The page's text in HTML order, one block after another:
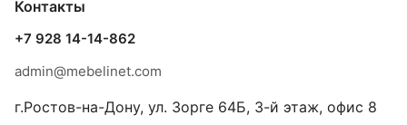
Контакты
+7 928 14-14-862
admin@mebelinet.com
г.Ростов-на-Дону, ул. Зорге 64Б, 3-й этаж, офис 8